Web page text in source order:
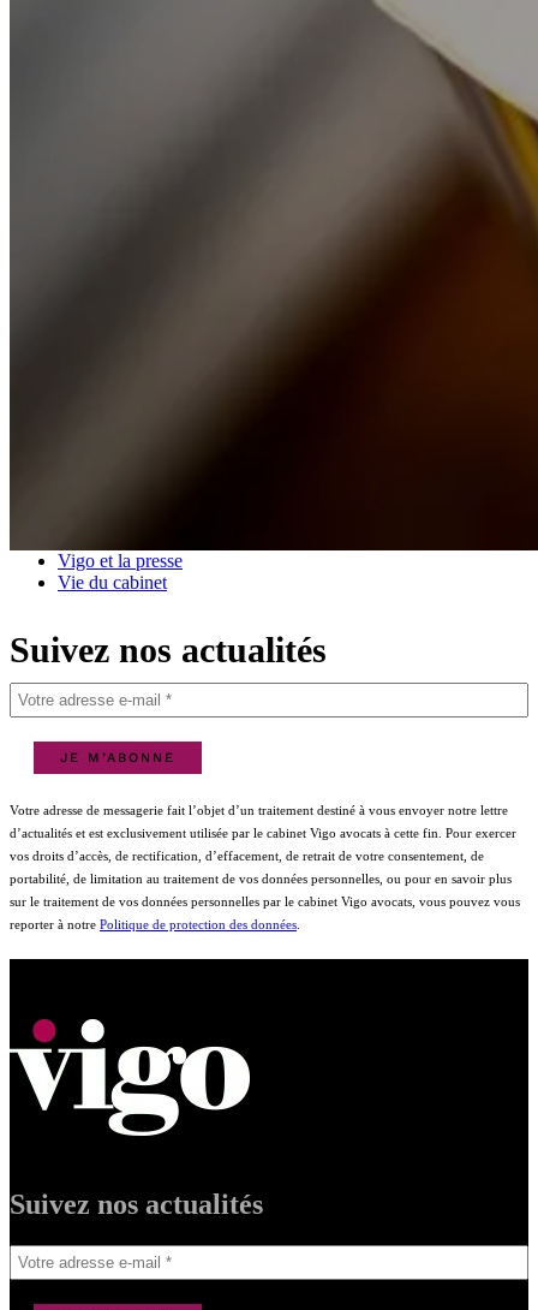
Vigo et la presse
Vie du cabinet
Suivez nos actualités
Votre adresse de messagerie fait l’objet d’un traitement destiné à vous envoyer notre lettre
d’actualités et est exclusivement utilisée par le cabinet Vigo avocats à cette fin. Pour exercer
vos droits d’accès, de rectification, d’effacement, de retrait de votre consentement, de
portabilité, de limitation au traitement de vos données personnelles, ou pour en savoir plus
sur le traitement de vos données personnelles par le cabinet Vigo avocats, vous pouvez vous
reporter à notre Politique de protection des données
Suivez nos actualités